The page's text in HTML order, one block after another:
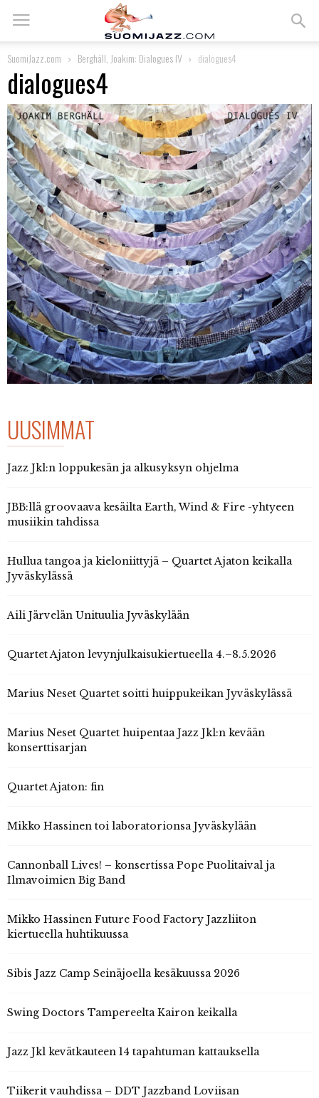
SuomiJazz.com Berghäll, Joakim: Dialogues IV dialogues4
dialogues4
UUSIMMAT
Jazz Jkl:n loppukesän ja alkusyksyn ohjelma
JBB:llä groovaava kesäilta Earth, Wind & Fire -yhtyeen
musiikin tahdissa
Hullua tangoa ja kieloniittyjä – Quartet Ajaton keikalla
Jyväskylässä
Aili Järvelän Unituulia Jyväskylään
Quartet Ajaton levynjulkaisukiertueella 4.–8.5.2026
Marius Neset Quartet soitti huippukeikan Jyväskylässä
Marius Neset Quartet huipentaa Jazz Jkl:n kevään
konserttisarjan
Quartet Ajaton: fin
Mikko Hassinen toi laboratorionsa Jyväskylään
Cannonball Lives! – konsertissa Pope Puolitaival ja
Ilmavoimien Big Band
Mikko Hassinen Future Food Factory Jazzliiton
kiertueella huhtikuussa
Sibis Jazz Camp Seinäjoella kesäkuussa 2026
Swing Doctors Tampereelta Kairon keikalla
Jazz Jkl kevätkauteen 14 tapahtuman kattauksella
Tiikerit vauhdissa – DDT Jazzband Loviisan